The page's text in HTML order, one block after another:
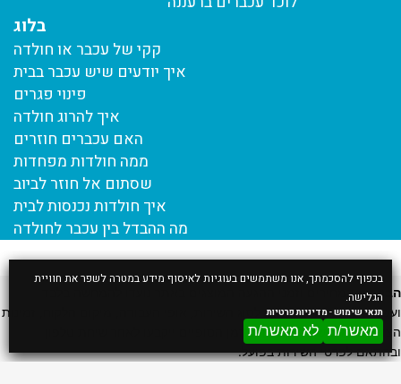
בכפוף להסכמתך, אנו משתמשים בעוגיות לאיסוף מידע במטרה לשפר את חוויית
הגלישה.
תנאי שימוש-מדיניות פרטיות
מאשר/ת לא מאשר/ת
בלוג
קקי של עכבר או חולדה
איך יודעים שיש עכבר בבית
פינוי פגרים
איך להרוג חולדה
האם עכברים חוזרים
ממה חולדות מפחדות
שסתום אל חוזר לביוב
איך חולדות נכנסות לבית
מה ההבדל בין עכבר לחולדה
הבהרה:המחירים וזמני ההגעה המוצגים באתר נועדו להמחשה בלבד
ועשויים להשתנות בהתאם לסוג השירות, אופי העבודה, מיקום הלקוח, זמינות
הצוות ותנאי השטח. המחיר והזמן הסופיים ייקבעו לאחר שיחת טלפון
ובהתאם לפרטי השירות בפועל.